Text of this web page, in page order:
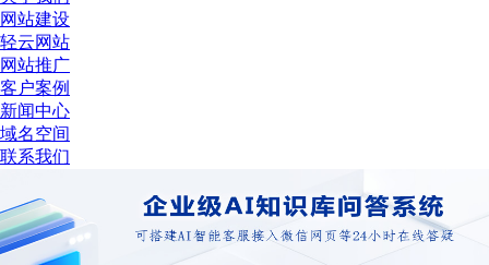
网站建设
轻云网站
网站推广
客户案例
新闻中心
域名空间
联系我们